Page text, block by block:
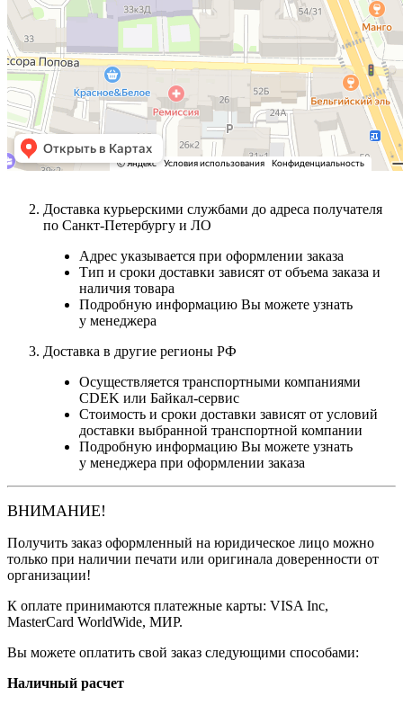
Доставка курьерскими службами до адреса получателя
по Санкт-Петербургу и ЛО
Адрес указывается при оформлении заказа
Тип и сроки доставки зависят от объема заказа и
наличия товара
Подробную информацию Вы можете узнать
у менеджера
Доставка в другие регионы РФ
Осуществляется транспортными компаниями
CDEK или Байкал-сервис
Стоимость и сроки доставки зависят от условий
доставки выбранной транспортной компании
Подробную информацию Вы можете узнать
у менеджера при оформлении заказа
ВНИМАНИЕ!
Получить заказ оформленный на юридическое лицо можно
только при наличии печати или оригинала доверенности от
организации!
К оплате принимаются платежные карты: VISA Inc,
MasterCard WorldWide, МИР.
Вы можете оплатить свой заказ следующими способами:
Наличный расчет